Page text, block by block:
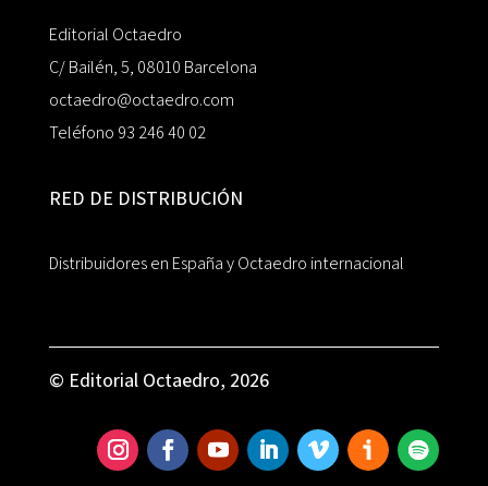
Editorial Octaedro
C/ Bailén, 5, 08010 Barcelona
octaedro@octaedro.com
Teléfono 93 246 40 02
RED DE DISTRIBUCIÓN
Distribuidores en España y Octaedro internacional
© Editorial Octaedro, 2026